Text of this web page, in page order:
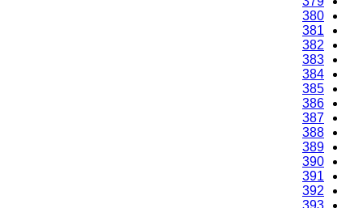
380
381
382
383
384
385
386
387
388
389
390
391
392